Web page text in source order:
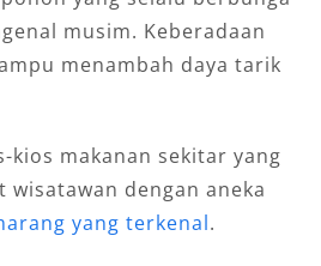
musim. Keberadaan
menambah daya tarik
kios makanan sekitar yang
dengan aneka
yang terkenal.